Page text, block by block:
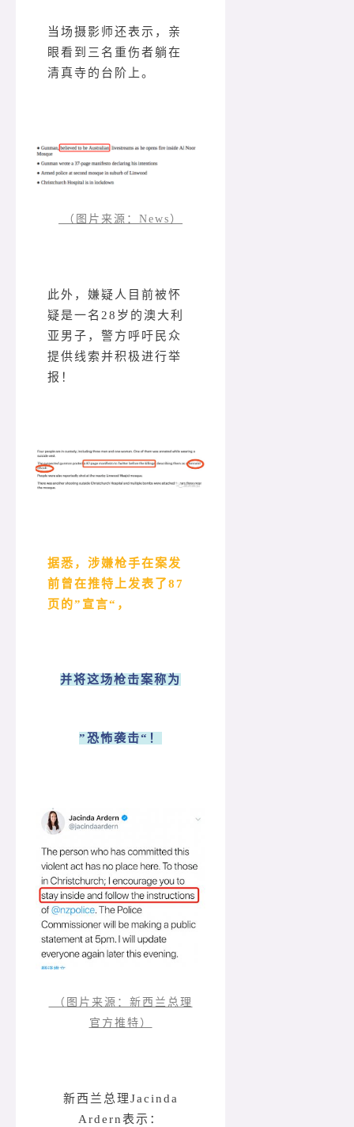
当场摄影师还表示，亲
眼看到三名重伤者躺在
清真寺的台阶上。
（图片来源：News）
此外，嫌疑人目前被怀
疑是一名28岁的澳大利
亚男子，警方呼吁民众
提供线索并积极进行举
报！
据悉，涉嫌枪手在案发
前曾在推特上发表了87
页的”宣言“，
并将这场枪击案称为
”恐怖袭击“！
（图片来源：新西兰总理
官方推特）
新西兰总理Jacinda
Ardern表示：